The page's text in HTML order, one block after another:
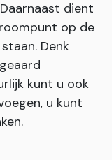
dient
op de
Denk
kunt u ook
u kunt